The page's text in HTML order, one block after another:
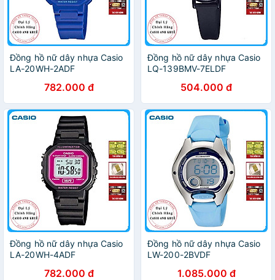
Đồng hồ nữ dây nhựa Casio
LA-20WH-2ADF
782.000 đ
Đồng hồ nữ dây nhựa Casio
LQ-139BMV-7ELDF
504.000 đ
Đồng hồ nữ dây nhựa Casio
LA-20WH-4ADF
782.000 đ
Đồng hồ nữ dây nhựa Casio
LW-200-2BVDF
1.085.000 đ